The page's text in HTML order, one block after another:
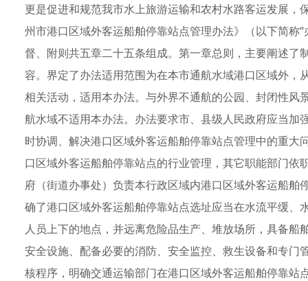
更是促进和规范我市水上旅游运输和农村水路客运发展
州市港口区域外客运船舶停靠站点管理办法》（以下简称
督、附则共五章二十五条组成。第一章总则，主要阐述
容。界定了办法适用范围为在本市通航水域港口区域外
相关活动，适用本办法。与外界不通航的公园、封闭性
航水域不适用本办法。办法要求市、县级人民政府应当
时协调、解决港口区域外客运船舶停靠站点管理中的重
口区域外客运船舶停靠站点的行业管理，其它职能部门
府（街道办事处）负责本行政区域内港口区域外客运船
确了港口区域外客运船舶停靠站点选址应当在水流平缓
人员上下的地点，并远离危险品生产、堆放场所，具备
安全设施、配备必要的消防、安全监控、救生设备和专
核程序，明确交通运输部门在港口区域外客运船舶停靠